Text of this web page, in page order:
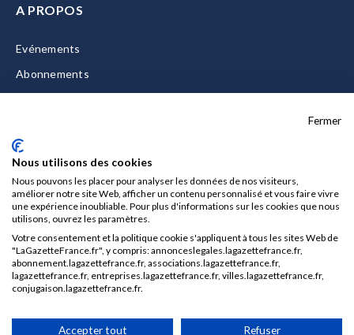
A PROPOS
Evénements
Abonnements
Nous contacter
Mentions légales
CGU/CGV
Données personnelles
Gérer vos cookies
Fermer
Nous utilisons des cookies
Nous pouvons les placer pour analyser les données de nos visiteurs,
améliorer notre site Web, afficher un contenu personnalisé et vous faire vivre
une expérience inoubliable. Pour plus d'informations sur les cookies que nous
utilisons, ouvrez les paramètres.
Votre consentement et la politique cookie s'appliquent à tous les sites Web de
"LaGazetteFrance.fr", y compris: annonceslegales.lagazettefrance.fr,
abonnement.lagazettefrance.fr, associations.lagazettefrance.fr,
lagazettefrance.fr, entreprises.lagazettefrance.fr, villes.lagazettefrance.fr,
conjugaison.lagazettefrance.fr.
Accepter tout Refuser